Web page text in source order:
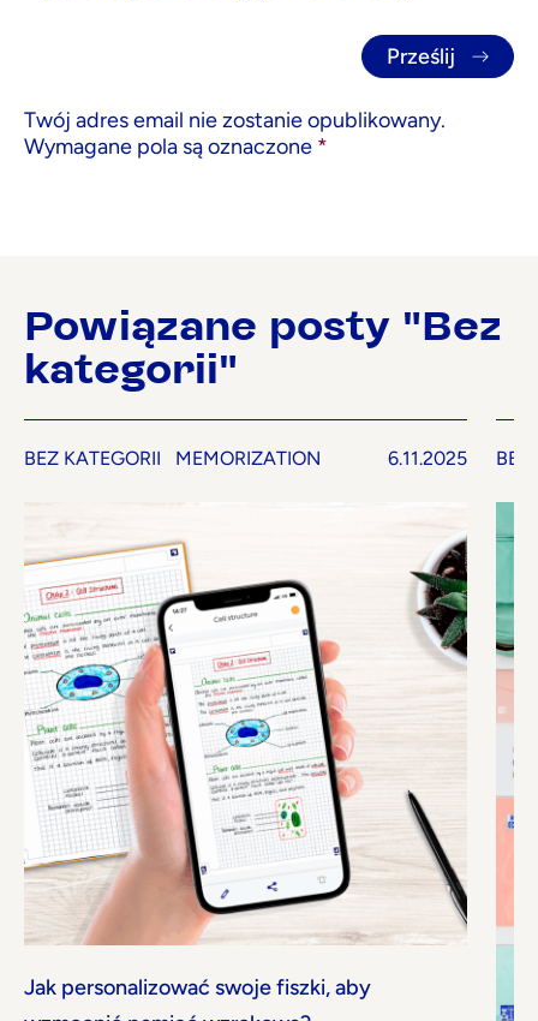
Twój adres email nie zostanie opublikowany.
Wymagane pola są oznaczone *
Powiązane posty "Bez
kategorii"
BEZ KATEGORII MEMORIZATION 6.11.2025
Jak personalizować swoje fiszki, aby
BEZ